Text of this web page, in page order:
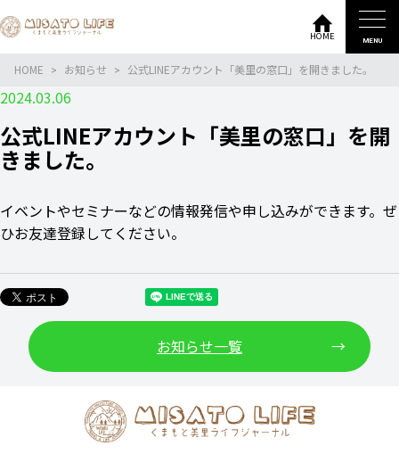
HOME MENU
HOME お知らせ 公式LINEアカウント「美里の窓口」を開きました。
2024.03.06
公式LINEアカウント「美里の窓口」を開
きました。
イベントやセミナーなどの情報発信や申し込みができます。ぜ
ひお友達登録してください。
お知らせ一覧